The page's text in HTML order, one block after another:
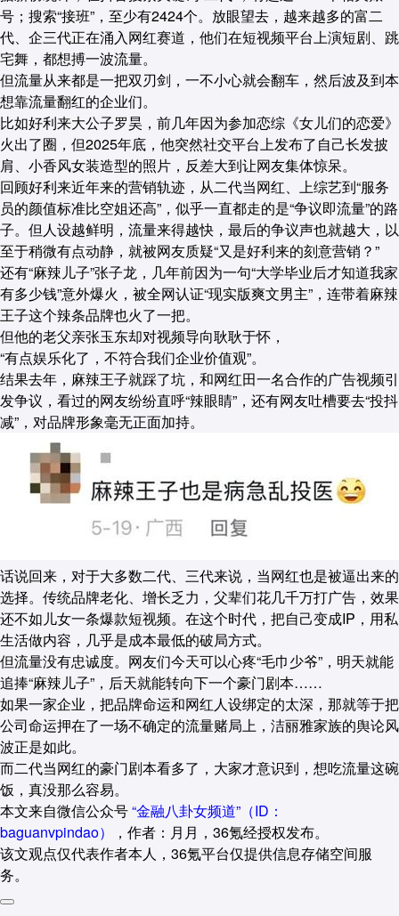
号；搜索“接班”，至少有2424个。放眼望去，越来越多的富二
代、企三代正在涌入网红赛道，他们在短视频平台上演短剧、跳
宅舞，都想搏一波流量。
但流量从来都是一把双刃剑，一不小心就会翻车，然后波及到本
想靠流量翻红的企业们。
比如好利来大公子罗昊，前几年因为参加恋综《女儿们的恋爱》
火出了圈，但2025年底，他突然社交平台上发布了自己长发披
肩、小香风女装造型的照片，反差大到让网友集体惊呆。
回顾好利来近年来的营销轨迹，从二代当网红、上综艺到“服务
员的颜值标准比空姐还高”，似乎一直都走的是“争议即流量”的路
子。但人设越鲜明，流量来得越快，最后的争议声也就越大，以
至于稍微有点动静，就被网友质疑“又是好利来的刻意营销？”
还有“麻辣儿子”张子龙，几年前因为一句“大学毕业后才知道我家
有多少钱”意外爆火，被全网认证“现实版爽文男主”，连带着麻辣
王子这个辣条品牌也火了一把。
但他的老父亲张玉东却对视频导向耿耿于怀，
“有点娱乐化了，不符合我们企业价值观”。
结果去年，麻辣王子就踩了坑，和网红田一名合作的广告视频引
发争议，看过的网友纷纷直呼“辣眼睛”，还有网友吐槽要去“投抖
减”，对品牌形象毫无正面加持。
话说回来，对于大多数二代、三代来说，当网红也是被逼出来的
选择。传统品牌老化、增长乏力，父辈们花几千万打广告，效果
还不如儿女一条爆款短视频。在这个时代，把自己变成IP，用私
生活做内容，几乎是成本最低的破局方式。
但流量没有忠诚度。网友们今天可以心疼“毛巾少爷”，明天就能
追捧“麻辣儿子”，后天就能转向下一个豪门剧本……
如果一家企业，把品牌命运和网红人设绑定的太深，那就等于把
公司命运押在了一场不确定的流量赌局上，洁丽雅家族的舆论风
波正是如此。
而二代当网红的豪门剧本看多了，大家才意识到，想吃流量这碗
饭，真没那么容易。
本文来自微信公众号“金融八卦女频道”（ID：
baguanvpindao）
，作者：月月，36氪经授权发布。
该文观点仅代表作者本人，36氪平台仅提供信息存储空间服
务。